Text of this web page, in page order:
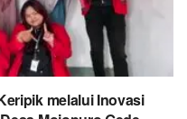
melalui Inovasi